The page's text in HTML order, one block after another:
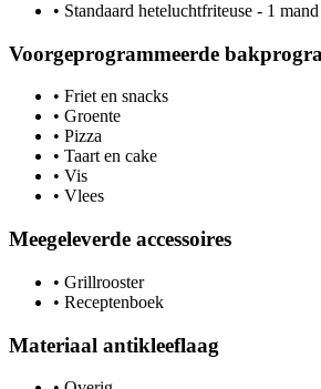
• Standaard heteluchtfriteuse - 1 mand
Voorgeprogrammeerde
• Friet en snacks
• Groente
• Pizza
• Taart en cake
• Vis
• Vlees
Meegeleverde accessoires
• Grillrooster
• Receptenboek
Materiaal antikleeflaag